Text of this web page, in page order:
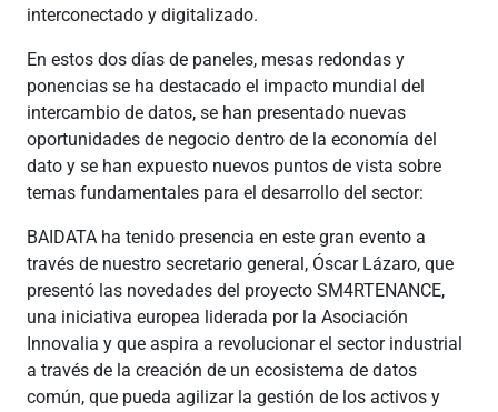
interconectado y digitalizado.
En estos dos días de paneles, mesas redondas y
ponencias se ha destacado el impacto mundial del
intercambio de datos, se han presentado nuevas
oportunidades de negocio dentro de la economía del
dato y se han expuesto nuevos puntos de vista sobre
temas fundamentales para el desarrollo del sector:
BAIDATA ha tenido presencia en este gran evento a
través de nuestro secretario general, Óscar Lázaro, que
presentó las novedades del proyecto SM4RTENANCE,
una iniciativa europea liderada por la Asociación
Innovalia y que aspira a revolucionar el sector industrial
a través de la creación de un ecosistema de datos
común, que pueda agilizar la gestión de los activos y